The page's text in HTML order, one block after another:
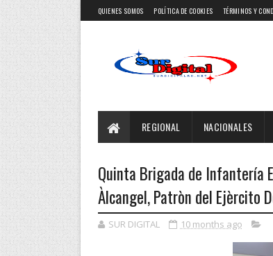
QUIENES SOMOS POLÍTICA DE COOKIES TÉRMINOS Y
REGIONAL NACIONALES
Quinta Brigada de Infantería
Àlcangel, Patròn del Ejèrcito
SUR DIGITAL 10 months ago